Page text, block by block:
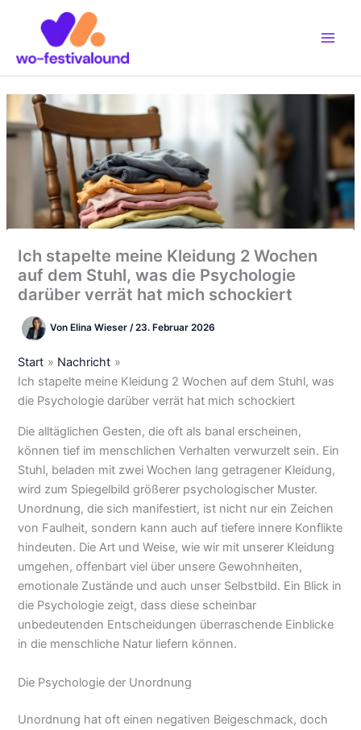
Ich stapelte meine Kleidung 2 Wochen
auf dem Stuhl, was die Psychologie
darüber verrät hat mich schockiert
Von Elina Wieser/23. Februar 2026
Start
Nachricht
Ich stapelte meine Kleidung 2 Wochen auf dem Stuhl, was
die Psychologie darüber verrät hat mich schockiert
Die alltäglichen Gesten, die oft als banal erscheinen,
können tief im menschlichen Verhalten verwurzelt sein. Ein
Stuhl, beladen mit zwei Wochen lang getragener Kleidung,
wird zum Spiegelbild größerer psychologischer Muster.
Unordnung, die sich manifestiert, ist nicht nur ein Zeichen
von Faulheit, sondern kann auch auf tiefere innere Konflikte
hindeuten. Die Art und Weise, wie wir mit unserer Kleidung
umgehen, offenbart viel über unsere Gewohnheiten,
emotionale Zustände und auch unser Selbstbild. Ein Blick in
die Psychologie zeigt, dass diese scheinbar
unbedeutenden Entscheidungen überraschende Einblicke
in die menschliche Natur liefern können.
Die Psychologie der Unordnung
Unordnung hat oft einen negativen Beigeschmack, doch